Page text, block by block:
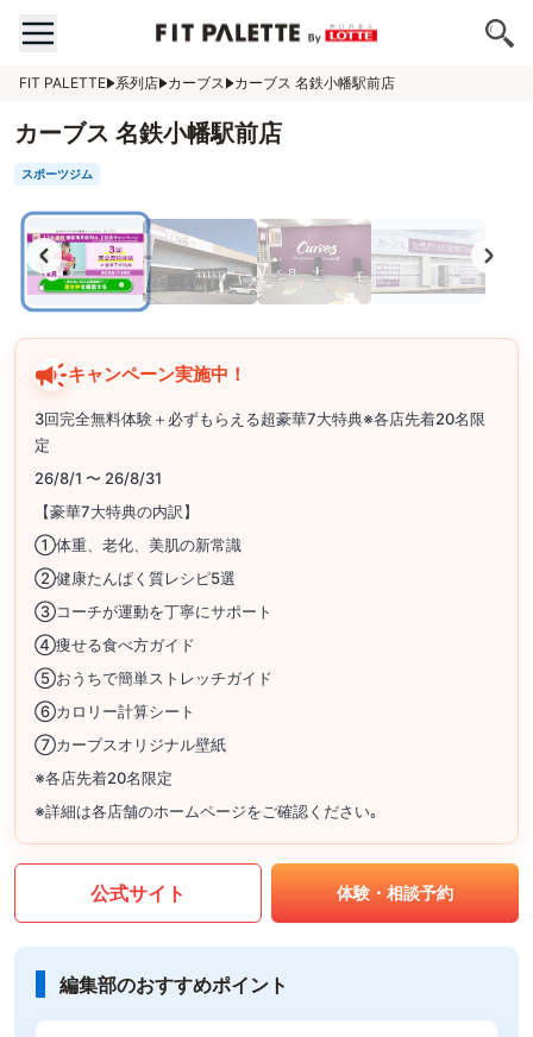
FIT PALETTE 系列店 カーブス カーブス 名鉄小幡駅前店
カーブス 名鉄小幡駅前店
スポーツジム
キャンペーン実施中！
3回完全無料体験＋必ずもらえる超豪華7大特典※各店先着20名限
定
26/8/1 〜 26/8/31
【豪華7大特典の内訳】
①体重、老化、美肌の新常識
②健康たんぱく質レシピ5選
③コーチが運動を丁寧にサポート
④痩せる食べ方ガイド
⑤おうちで簡単ストレッチガイド
⑥カロリー計算シート
⑦カーブスオリジナル壁紙
※各店先着20名限定
※詳細は各店舗のホームページをご確認ください｡
公式サイト 体験・相談予約
編集部のおすすめポイント